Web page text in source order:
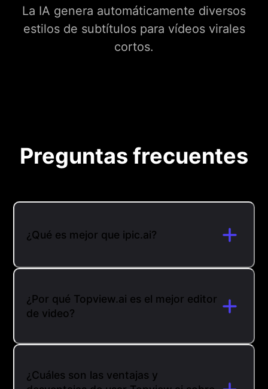
La IA genera automáticamente diversos
estilos de subtítulos para vídeos virales
cortos.
Preguntas frecuentes
¿Qué es mejor que ipic.ai?
¿Por qué Topview.ai es el mejor editor
de video?
¿Cuáles son las ventajas y